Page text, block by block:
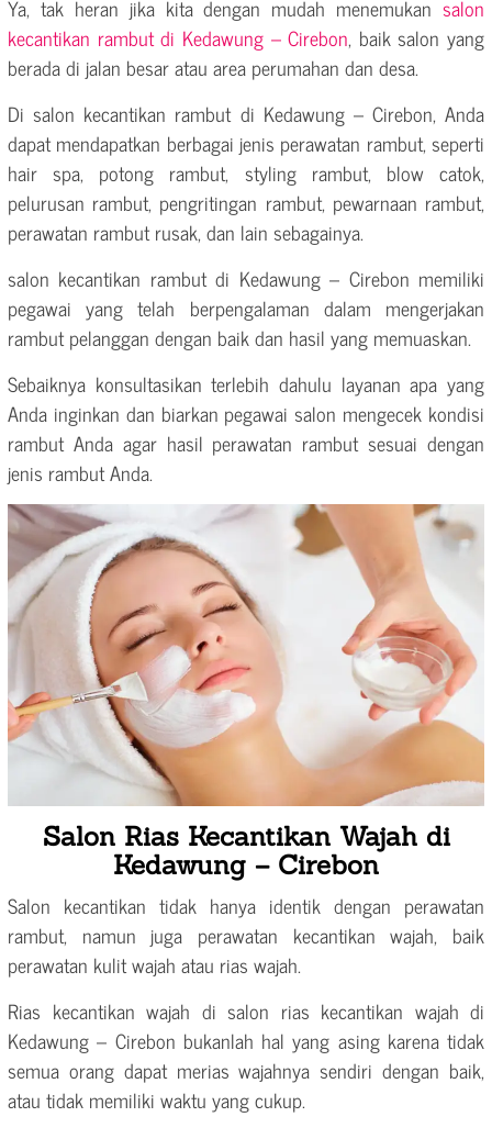
Ya, tak heran jika kita dengan mudah menemukan salon
kecantikan rambut di Kedawung – Cirebon, baik salon yang
berada di jalan besar atau area perumahan dan desa.
Di salon kecantikan rambut di Kedawung – Cirebon, Anda
dapat mendapatkan berbagai jenis perawatan rambut, seperti
hair spa, potong rambut, styling rambut, blow catok,
pelurusan rambut, pengritingan rambut, pewarnaan rambut,
perawatan rambut rusak, dan lain sebagainya.
salon kecantikan rambut di Kedawung – Cirebon memiliki
pegawai yang telah berpengalaman dalam mengerjakan
rambut pelanggan dengan baik dan hasil yang memuaskan.
Sebaiknya konsultasikan terlebih dahulu layanan apa yang
Anda inginkan dan biarkan pegawai salon mengecek kondisi
rambut Anda agar hasil perawatan rambut sesuai dengan
jenis rambut Anda.
Salon Rias Kecantikan Wajah di
Kedawung – Cirebon
Salon kecantikan tidak hanya identik dengan perawatan
rambut, namun juga perawatan kecantikan wajah, baik
perawatan kulit wajah atau rias wajah.
Rias kecantikan wajah di salon rias kecantikan wajah di
Kedawung – Cirebon bukanlah hal yang asing karena tidak
semua orang dapat merias wajahnya sendiri dengan baik,
atau tidak memiliki waktu yang cukup.